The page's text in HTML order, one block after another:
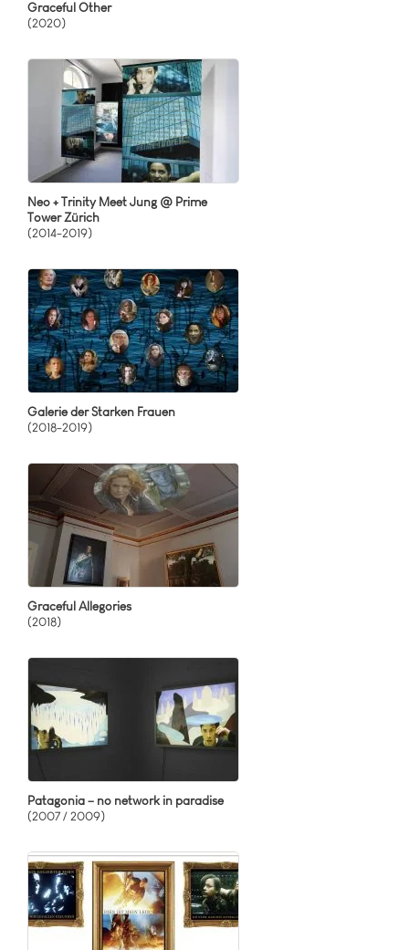
Graceful Other
(2020)
Neo + Trinity Meet Jung @ Prime
Tower Zürich
(2014-2019)
Galerie der Starken Frauen
(2018-2019)
Graceful Allegories
(2018)
Patagonia – no network in paradise
(2007 / 2009)